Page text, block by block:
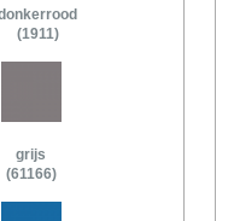
(1911)
grijs
(61166)